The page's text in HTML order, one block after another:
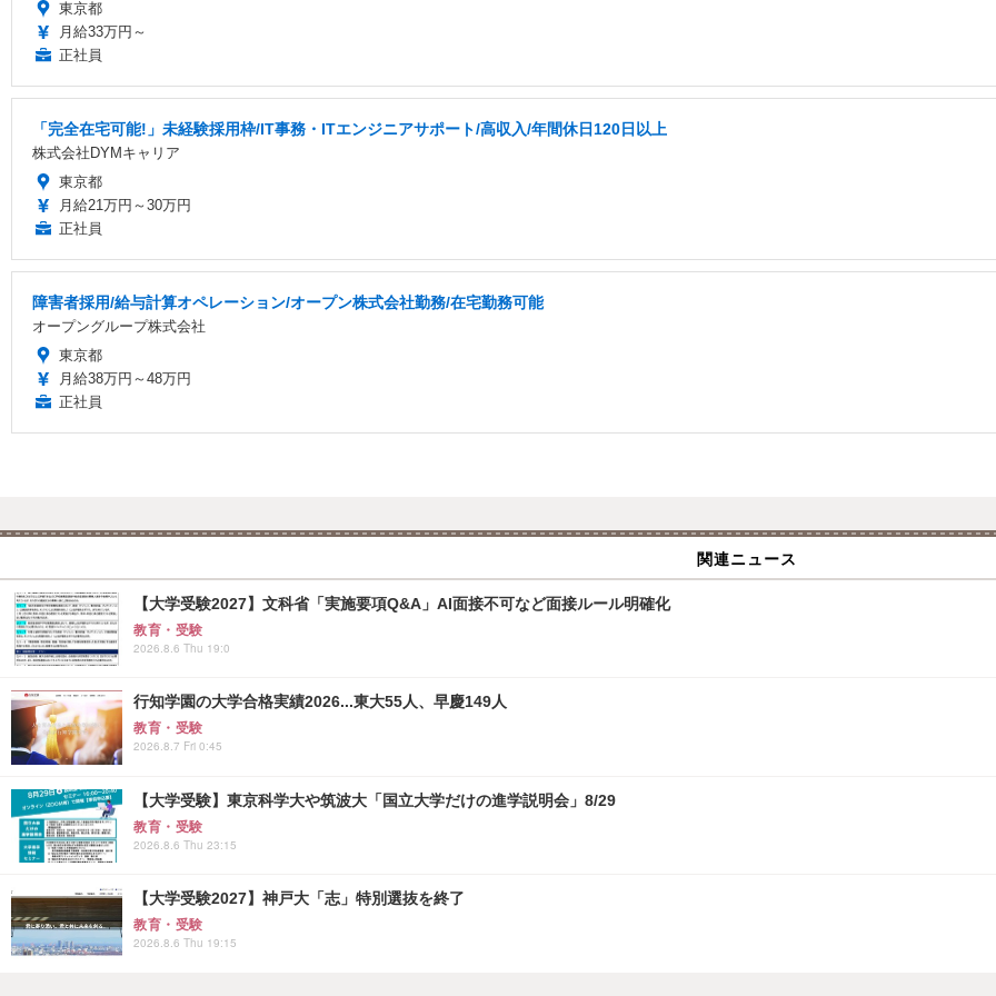
東京都
月給33万円～
正社員
「完全在宅可能!」未経験採用枠/IT事務・ITエンジニアサポート/高収入/年間休日120日以上
株式会社DYMキャリア
東京都
月給21万円～30万円
正社員
障害者採用/給与計算オペレーション/オープン株式会社勤務/在宅勤務可能
オープングループ株式会社
東京都
月給38万円～48万円
正社員
関連ニュース
【大学受験2027】文科省「実施要項Q&A」AI面接不可など面接ルール明確化
教育・受験
2026.8.6 Thu 19:0
行知学園の大学合格実績2026...東大55人、早慶149人
教育・受験
2026.8.7 Fri 0:45
【大学受験】東京科学大や筑波大「国立大学だけの進学説明会」8/29
教育・受験
2026.8.6 Thu 23:15
【大学受験2027】神戸大「志」特別選抜を終了
教育・受験
2026.8.6 Thu 19:15